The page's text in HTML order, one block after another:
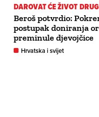
DAROVAT ĆE ŽIVOT
Beroš potvrdio:
postupak doniranja
preminule djevojčice
Hrvatska i svijet